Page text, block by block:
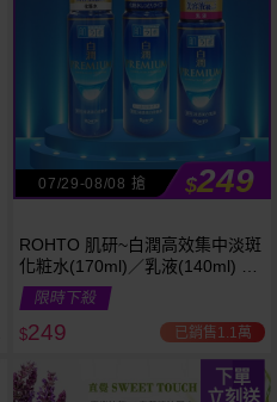
07/29-08/08 搶 $249
ROHTO 肌研~白潤高效集中淡斑
化粧水(170ml)／乳液(140ml) 款
式可選
限時下殺
$249 已銷售1.1萬
下單
立刻送